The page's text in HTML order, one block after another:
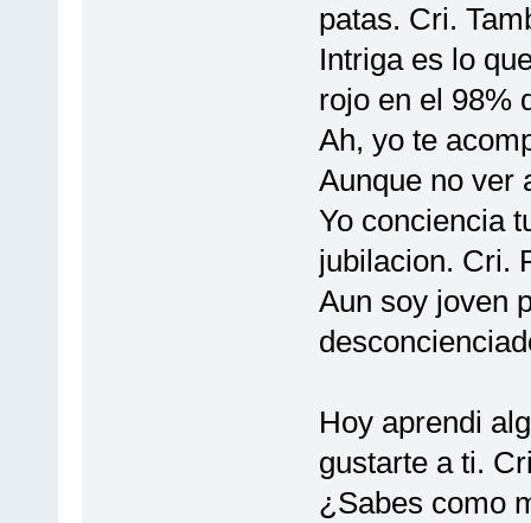
patas. Cri.
Intriga es lo
rojo en el 98%
Ah, yo te
Aunque no ver
Yo conciencia
jubilacion. Cri.
Aun soy joven
Hoy aprendi
gustarte a ti.
¿Sabes como